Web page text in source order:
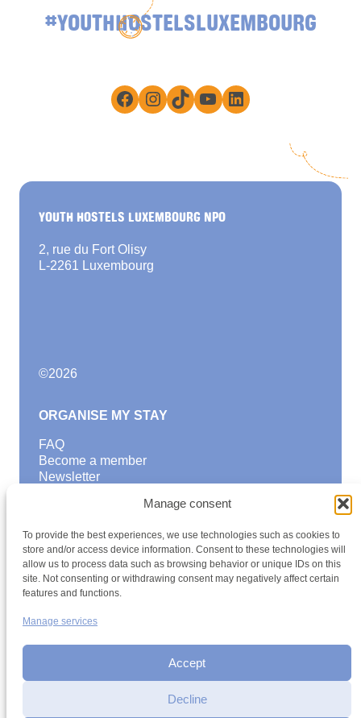
Manage consent
To provide the best experiences, we use technologies such as cookies to
store and/or access device information. Consent to these technologies will
allow us to process data such as browsing behavior or unique IDs on this
site. Not consenting or withdrawing consent may negatively affect certain
features and functions.
Manage services
Accept
Decline
#YOUTHHOSTELSLUXEMBOURG
Facebook
Instagram
TikTokYouTube
LinkedIn
YOUTH HOSTELS LUXEMBOURG NPO
2, rue du Fort Olisy
L-2261 Luxembourg
©2026
ORGANISE MY STAY
FAQ
Become a member
Newsletter
Find a youth hostel
Discover activities
School Trips and group excursions
Teambuilding
Youth Hostels Luxembourg NPO